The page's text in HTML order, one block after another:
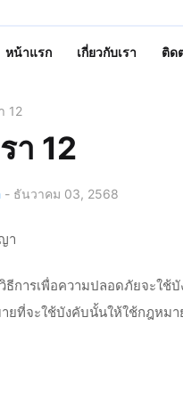
หน้าแรก เกี่ยวกับเรา ติด
12
า 12
- ธันวาคม 03, 2568
า
ธีการเพื่อความปลอดภัยจะใ
ยที่จะใช้บังคับนั้นให้ใช้กฎหม